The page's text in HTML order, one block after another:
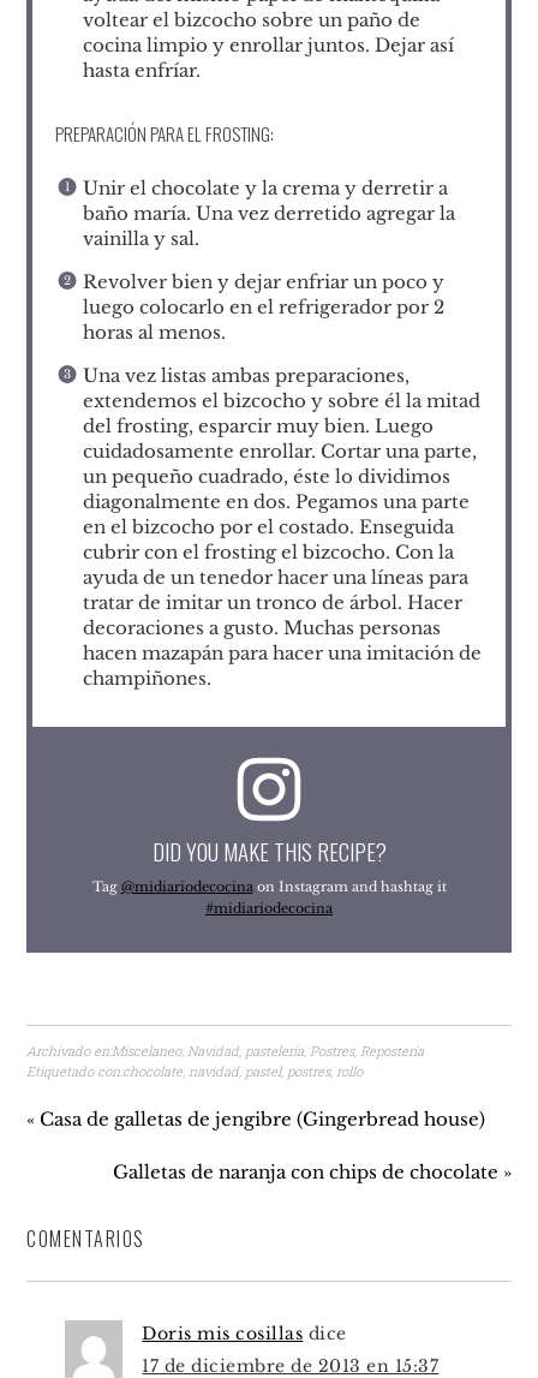
voltear el bizcocho sobre un paño de
cocina limpio y enrollar juntos. Dejar así
hasta enfríar.
PREPARACIÓN PARA EL FROSTING:
Unir el chocolate y la crema y derretir a
baño maría. Una vez derretido agregar la
vainilla y sal.
Revolver bien y dejar enfriar un poco y
luego colocarlo en el refrigerador por 2
horas al menos.
Una vez listas ambas preparaciones,
extendemos el bizcocho y sobre él la mitad
del frosting, esparcir muy bien. Luego
cuidadosamente enrollar. Cortar una parte,
un pequeño cuadrado, éste lo dividimos
diagonalmente en dos. Pegamos una parte
en el bizcocho por el costado. Enseguida
cubrir con el frosting el bizcocho. Con la
ayuda de un tenedor hacer una líneas para
tratar de imitar un tronco de árbol. Hacer
decoraciones a gusto. Muchas personas
hacen mazapán para hacer una imitación de
champiñones.
DID YOU MAKE THIS RECIPE?
Tag @midiariodecocinaon Instagram and hashtag it
#midiariodecocina
Archivado en:Miscelaneo, Navidad pastelería Postres, Repostería
Etiquetado con:chocolate navidad pastel, postres, rollo
« Casa de galletas de jengibre (Gingerbread house)
Galletas de naranja con chips de chocolate »
COMENTARIOS
Doris mis cosillas dice
17 de diciembre de 2013 en 15:37